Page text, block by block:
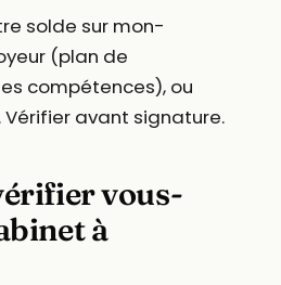
solde sur mon-
(plan de
compétences), ou
avant signature.
vous-
à